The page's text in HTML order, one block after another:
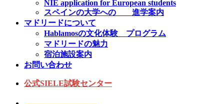
NIE application for European students
スペインの大学への 進学案内
マドリードについて
Hablamosの文化体験 プログラム
マドリードの魅力
宿泊施設案内
お問い合わせ
公式SIELE試験センター